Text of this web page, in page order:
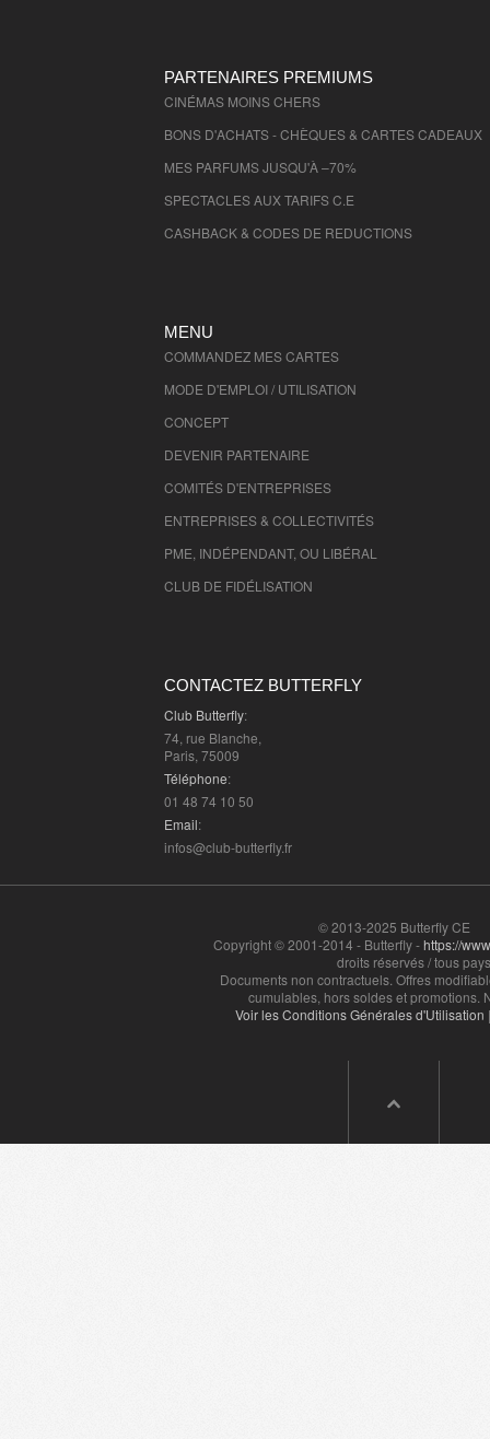
PARTENAIRES PREMIUMS
CINÉMAS MOINS CHERS
BONS D'ACHATS - CHÈQUES & CARTES CADEAUX
MES PARFUMS JUSQU'À –70%
SPECTACLES AUX TARIFS C.E
CASHBACK & CODES DE REDUCTIONS
MENU
COMMANDEZ MES CARTES
MODE D'EMPLOI / UTILISATION
CONCEPT
DEVENIR PARTENAIRE
COMITÉS D'ENTREPRISES
ENTREPRISES & COLLECTIVITÉS
PME, INDÉPENDANT, OU LIBÉRAL
CLUB DE FIDÉLISATION
CONTACTEZ BUTTERFLY
Club Butterfly:
74, rue Blanche,
Paris, 75009
Téléphone:
01 48 74 10 50
Email:
infos@club-butterfly.fr
© 2013-2025 Butterfly CE
Copyright © 2001-2014 - Butterfly -https://
droits réservés / tous
Documents non contractuels. Offres
cumulables, hors soldes et promotions.
Voir les Conditions Générales d'Utilisation